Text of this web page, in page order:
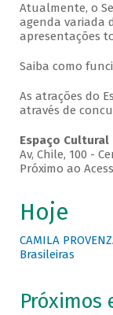
Atualmente, o
agenda variada
apresentações
Saiba como
As atrações do
através de
Espaço Cultural
Av, Chile, 100 -
Próximo ao
Hoje
CAMILA
Brasileiras
Próximos